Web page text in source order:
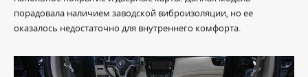
порадовала наличием заводской виброизоляции, но ее
оказалось недостаточно для внутреннего комфорта.